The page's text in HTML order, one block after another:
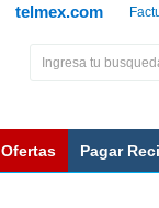
telmex.com
Ofertas Pagar